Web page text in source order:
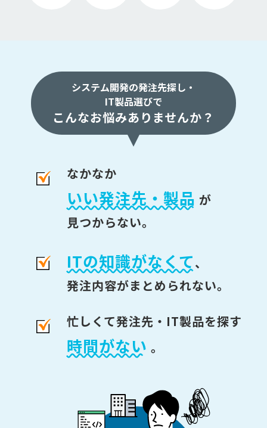
システム開発の発注先探し・
IT製品選びで
こんなお悩みありませんか？
なかなか
いい発注先・製品 が
見つからない。
ITの知識がなくて、
発注内容がまとめられない。
忙しくて発注先・IT製品を探す
時間がない 。